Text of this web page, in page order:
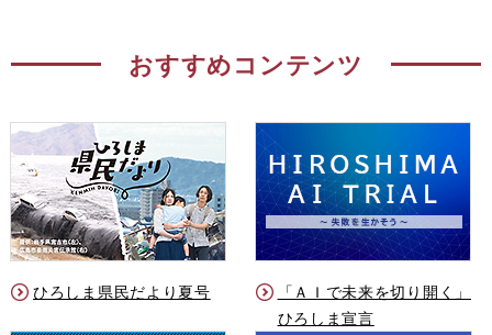
おすすめコンテンツ
ひろしま県民だより夏号
「ＡＩで未来を切り開く」
ひろしま宣言